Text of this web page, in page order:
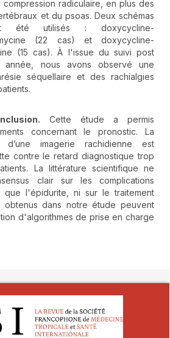
radiculaire, en plus des
et du psoas. Deux schémas
été utilisés : doxycycline-
(22 cas) et doxycycline-
(15 cas). À l'issue du suivi post
année, nous avons observé une
séquellaire et des rachialgies
Cette étude a permis
concernant le pronostic. La
d’une imagerie rachidienne est
contre le retard diagnostique trop
La littérature scientifique ne
clair sur les complications
que l'épidurite, ni sur le traitement
obtenus dans notre étude peuvent
d'algorithmes de prise en charge